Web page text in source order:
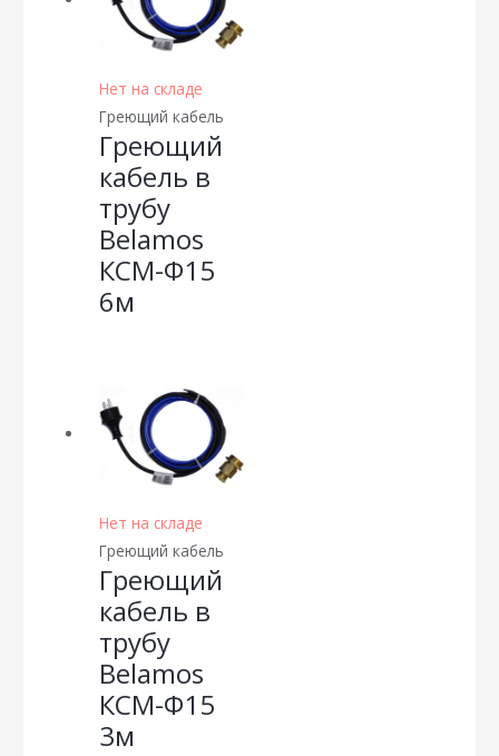
Нет на складе
Греющий кабель
Греющий
кабель в
трубу
Belamos
КСМ-Ф15
6м
Нет на складе
Греющий кабель
Греющий
кабель в
трубу
Belamos
КСМ-Ф15
3м